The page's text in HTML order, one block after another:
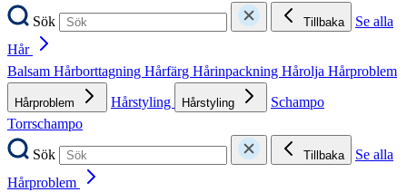
Sök
Tillbaka
Se alla
Hår
Balsam Hårborttagning Hårfärg Hårinpackning Hårolja Hårproblem
Hårproblem Hårstyling Hårstyling
Schampo
Torrschampo
Sök
Tillbaka
Se alla
Hårproblem